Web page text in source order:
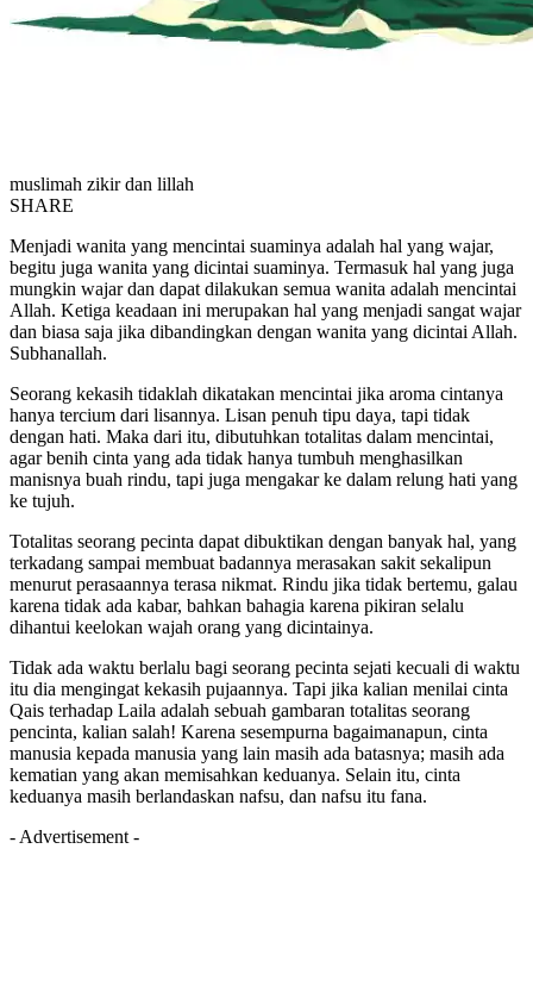
muslimah zikir dan lillah
SHARE
Menjadi wanita yang mencintai suaminya adalah hal yang wajar,
begitu juga wanita yang dicintai suaminya. Termasuk hal yang juga
mungkin wajar dan dapat dilakukan semua wanita adalah mencintai
Allah. Ketiga keadaan ini merupakan hal yang menjadi sangat wajar
dan biasa saja jika dibandingkan dengan wanita yang dicintai Allah.
Subhanallah.
Seorang kekasih tidaklah dikatakan mencintai jika aroma cintanya
hanya tercium dari lisannya. Lisan penuh tipu daya, tapi tidak
dengan hati. Maka dari itu, dibutuhkan totalitas dalam mencintai,
agar benih cinta yang ada tidak hanya tumbuh menghasilkan
manisnya buah rindu, tapi juga mengakar ke dalam relung hati yang
ke tujuh.
Totalitas seorang pecinta dapat dibuktikan dengan banyak hal, yang
terkadang sampai membuat badannya merasakan sakit sekalipun
menurut perasaannya terasa nikmat. Rindu jika tidak bertemu, galau
karena tidak ada kabar, bahkan bahagia karena pikiran selalu
dihantui keelokan wajah orang yang dicintainya.
Tidak ada waktu berlalu bagi seorang pecinta sejati kecuali di waktu
itu dia mengingat kekasih pujaannya. Tapi jika kalian menilai cinta
Qais terhadap Laila adalah sebuah gambaran totalitas seorang
pencinta, kalian salah! Karena sesempurna bagaimanapun, cinta
manusia kepada manusia yang lain masih ada batasnya; masih ada
kematian yang akan memisahkan keduanya. Selain itu, cinta
keduanya masih berlandaskan nafsu, dan nafsu itu fana.
- Advertisement -